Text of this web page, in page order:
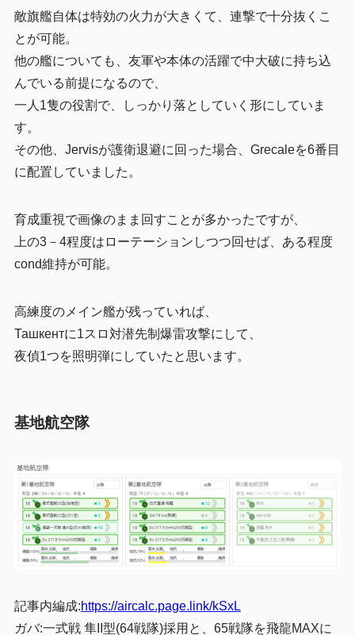
敵旗艦自体は特効の火力が大きくて、連撃で十分抜くこ
とが可能。
他の艦についても、友軍や本体の活躍で中大破に持ち込
んでいる前提になるので、
一人1隻の役割で、しっかり落としていく形にしていま
す。
その他、Jervisが護衛退避に回った場合、Grecaleを6番目
に配置していました。
育成重視で画像のまま回すことが多かったですが、
上の3－4程度はローテーションしつつ回せば、ある程度
cond維持が可能。
高練度のメイン艦が残っていれば、
Ташкентに1スロ対潜先制爆雷攻撃にして、
夜偵1つを照明弾にしていたと思います。
基地航空隊
記事内編成:https://aircalc.page.link/kSxL
ガバ:一式戦 隼II型(64戦隊)採用と、65戦隊を飛龍MAXに